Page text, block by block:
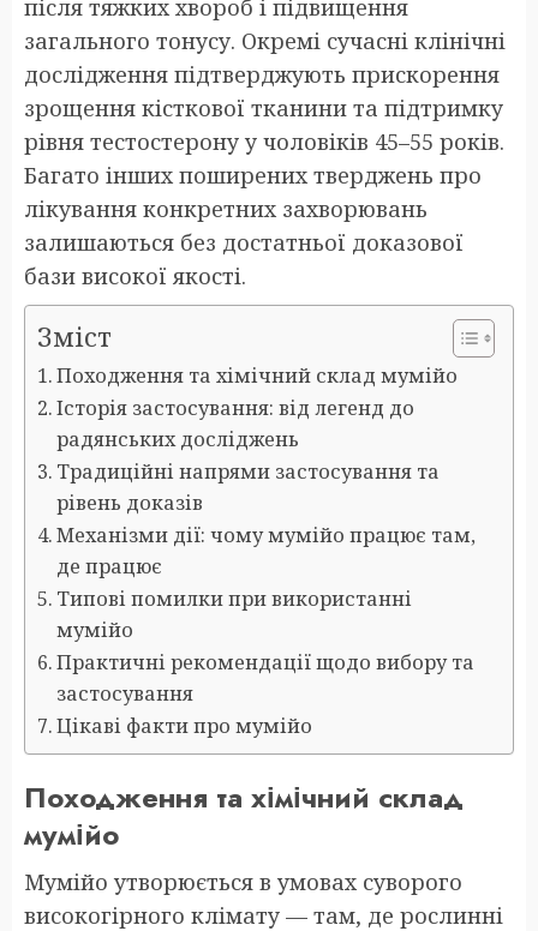
після тяжких хвороб і підвищення
загального тонусу. Окремі сучасні клінічні
дослідження підтверджують прискорення
зрощення кісткової тканини та підтримку
рівня тестостерону у чоловіків 45–55 років.
Багато інших поширених тверджень про
лікування конкретних захворювань
залишаються без достатньої доказової
бази високої якості.
Зміст
Походження та хімічний склад мумійо
Історія застосування: від легенд до
радянських досліджень
Традиційні напрями застосування та
рівень доказів
Механізми дії: чому мумійо працює там,
де працює
Типові помилки при використанні
мумійо
Практичні рекомендації щодо вибору та
застосування
Цікаві факти про мумійо
Походження та хімічний склад
мумійо
Мумійо утворюється в умовах суворого
високогірного клімату — там, де рослинні